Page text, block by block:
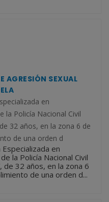
AGRESIÓN SEXUAL
en
la Policía Nacional Civil
32 años, en la zona 6 de
de una orden d
en
la Policía Nacional Civil
de 32 años, en la zona 6
de una orden d...